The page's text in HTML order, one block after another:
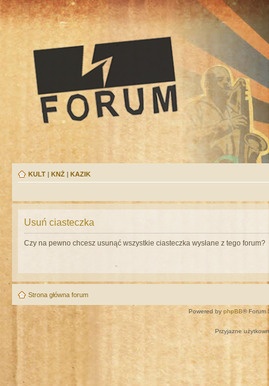
KULT | KNŻ | KAZIK
Usuń ciasteczka
Czy na pewno chcesz usunąć wszystkie ciasteczka wysłane z tego forum?
Strona główna forum
Powered by phpBB® Forum
Przyjazne